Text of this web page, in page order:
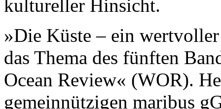
kultureller Hinsicht.
»Die Küste – ein
das Thema des fünften
Ocean Review« (WOR).
gemeinnützigen maribus